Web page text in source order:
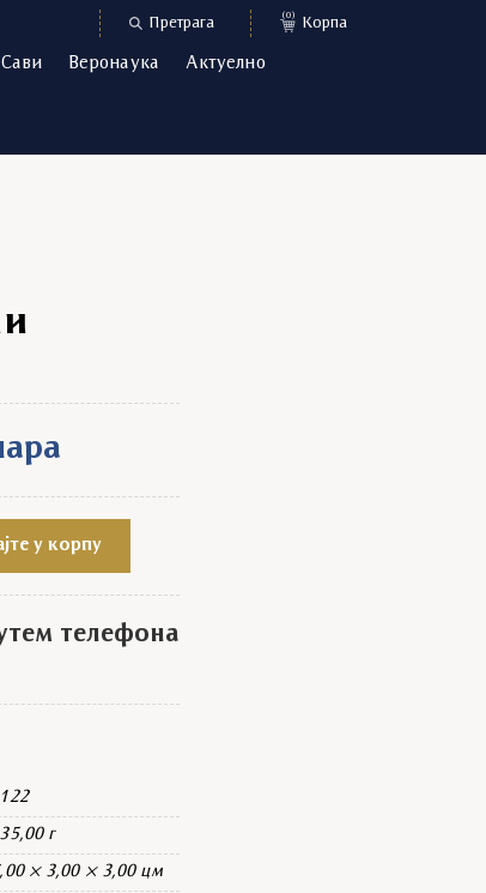
Претрага (0) Корпа
Веронаука Актуелно
у корпу
телефона
г
× 3,00 × 3,00 цм